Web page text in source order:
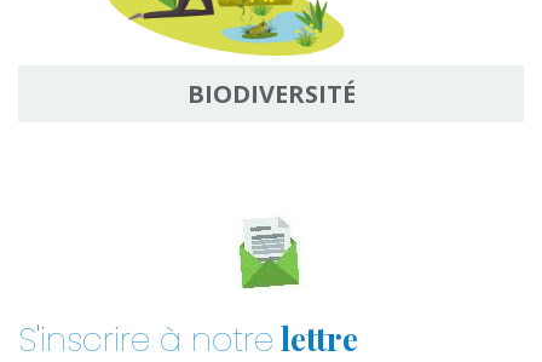
BIODIVERSITÉ
S'inscrire à notrelettre